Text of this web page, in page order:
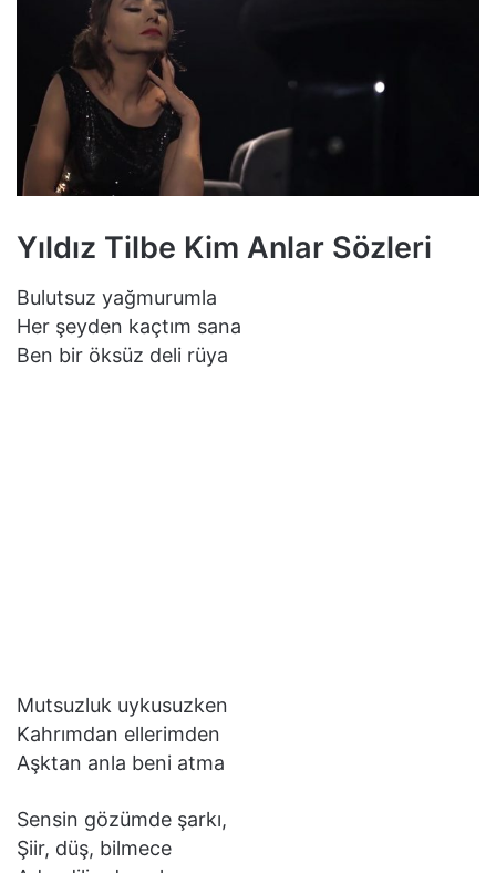
Yıldız Tilbe Kim Anlar Sözleri
Bulutsuz yağmurumla
Her şeyden kaçtım sana
Ben bir öksüz deli rüya
Mutsuzluk uykusuzken
Kahrımdan ellerimden
Aşktan anla beni atma
Sensin gözümde şarkı,
Şiir, düş, bilmece